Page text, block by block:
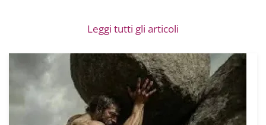
Leggi tutti gli articoli